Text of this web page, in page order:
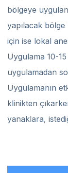
bölgeye
yapılacak
için ise lokal
Uygulama 10-
uygulamadan
Uygulamanın
klinikten
yanaklara,